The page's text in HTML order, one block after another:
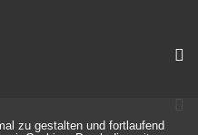
zu gestalten und fortlaufend